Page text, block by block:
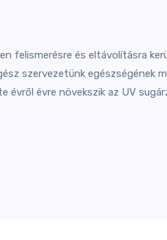
és eltávolításra
szervezetünk egészségének
évről évre növekszik az UV